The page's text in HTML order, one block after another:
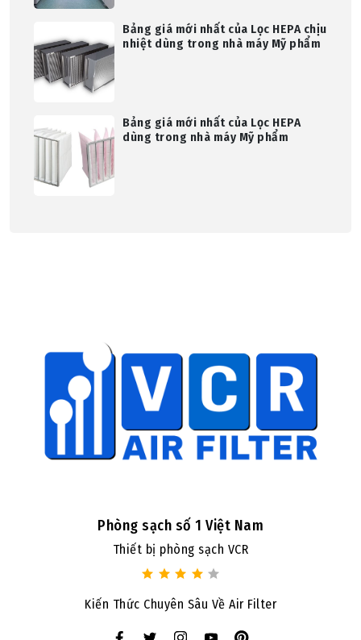
Bảng giá mới nhất của Lọc HEPA chịu
nhiệt dùng trong nhà máy Mỹ phẩm
Bảng giá mới nhất của Lọc HEPA
dùng trong nhà máy Mỹ phẩm
Phòng sạch số 1 Việt Nam
Thiết bị phòng sạch VCR
Kiến Thức Chuyên Sâu Về Air Filter